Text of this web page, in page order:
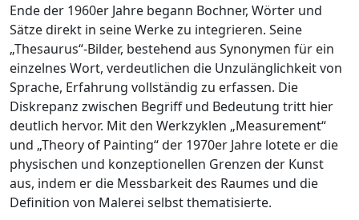
Ende der 1960er Jahre begann Bochner, Wörter und
Sätze direkt in seine Werke zu integrieren. Seine
„Thesaurus“-Bilder, bestehend aus Synonymen für ein
einzelnes Wort, verdeutlichen die Unzulänglichkeit von
Sprache, Erfahrung vollständig zu erfassen. Die
Diskrepanz zwischen Begriff und Bedeutung tritt hier
deutlich hervor. Mit den Werkzyklen „Measurement“
und „Theory of Painting“ der 1970er Jahre lotete er die
physischen und konzeptionellen Grenzen der Kunst
aus, indem er die Messbarkeit des Raumes und die
Definition von Malerei selbst thematisierte.